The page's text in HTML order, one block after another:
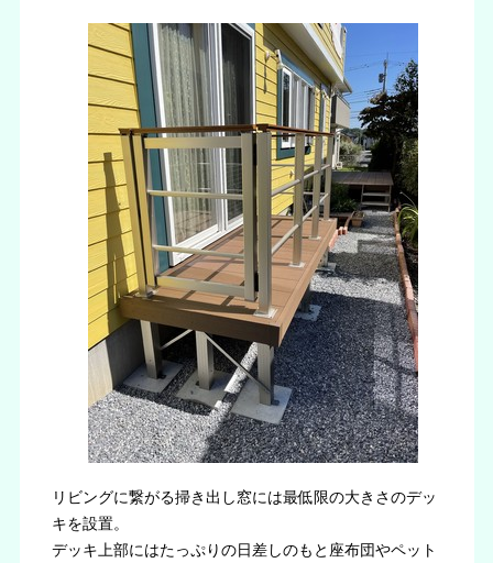
リビングに繋がる掃き出し窓には最低限の大きさのデッ
キを設置。
デッキ上部にはたっぷりの日差しのもと座布団やペット